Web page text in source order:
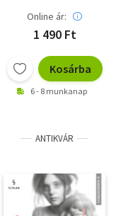
Online ár:
1 490 Ft
Kosárba
6 - 8 munkanap
ANTIKVÁR